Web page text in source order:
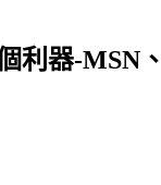
利器-MSN